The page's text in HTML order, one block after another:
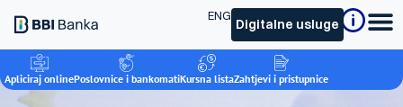
Digitalne usluge
ENG
Apliciraj onlinePoslovnice i bankomatiKursna listaZahtjevi i pristupnice